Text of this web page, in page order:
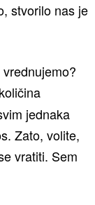
stvorilo nas je
jednaka
Zato, volite,
vratiti. Sem